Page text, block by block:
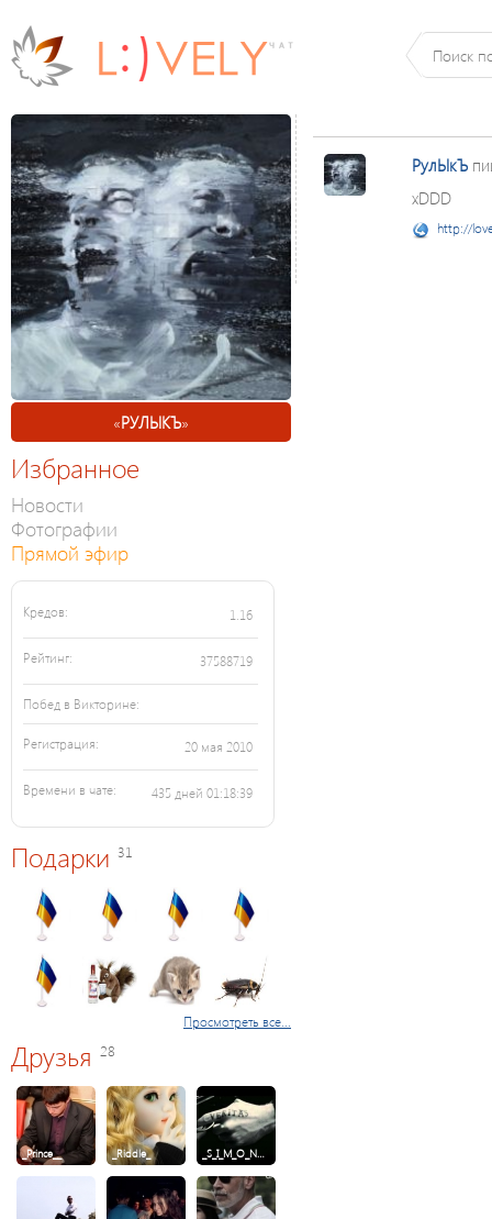
«РУЛЫКЪ»
Избранное
Новости
Фотографии
Прямой эфир
Кредов: 1.16
Рейтинг: 37588719
Побед в Викторине:
Регистрация: 20 мая 2010
Времени в чате: 435 дней 01:18:39
Подарки 31
Просмотреть все...
Друзья 28
_Prince__ _Riddle_ _S_I_M_O_N…
РулЫкЪ
xDDD
http://